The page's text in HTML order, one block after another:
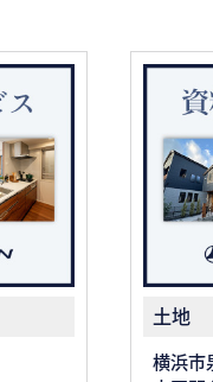
土地
横浜市